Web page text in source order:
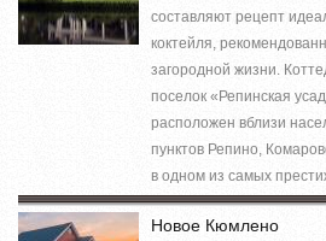
составляют рецепт
коктейля,
загородной жизни.
поселок «Репинская
расположен вблизи
пунктов Репино,
в одном из самых
Новое Кюмлено